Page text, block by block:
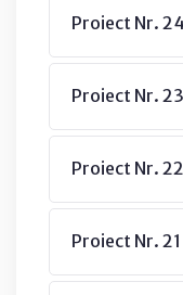
Proiect Nr.
Proiect Nr.
Proiect Nr.
Proiect Nr.